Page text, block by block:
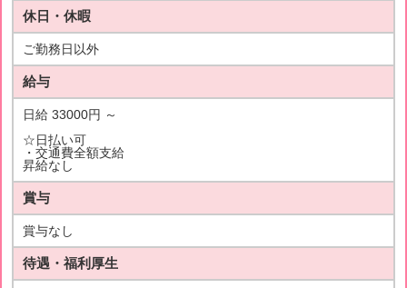
休日・休暇
ご勤務日以外
給与
日給 33000円 ～
☆日払い可
・交通費全額支給
昇給なし
賞与
賞与なし
待遇・福利厚生